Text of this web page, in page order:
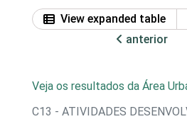
View expanded table
anterior
Veja os resultados da Área
C13 - ATIVIDADES